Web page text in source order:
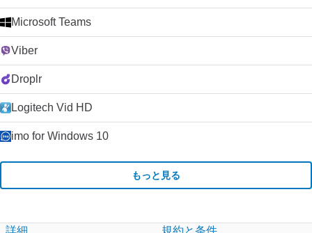
Microsoft Teams
Viber
Droplr
Logitech Vid HD
imo for Windows 10
もっと見る
詳細 規約と条件